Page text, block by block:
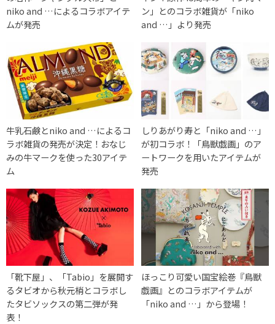
niko and …によるコラボアイテ
ムが発売
ン」とのコラボ雑貨が「niko
and …」より発売
牛乳石鹸とniko and …によるコ
ラボ雑貨の発売が決定！おなじ
みの牛マークを使った30アイテ
ム
しりあがり寿と「niko and …」
が初コラボ！「鳥獣戯画」のア
ートワークを用いたアイテムが
発売
「靴下屋」、「Tabio」を展開す
るタビオから秋元梢とコラボし
たタビソックスの第二弾が発
表！
ほっこり可愛い国宝絵巻『鳥獣
戯画』とのコラボアイテムが
「niko and …」から登場！